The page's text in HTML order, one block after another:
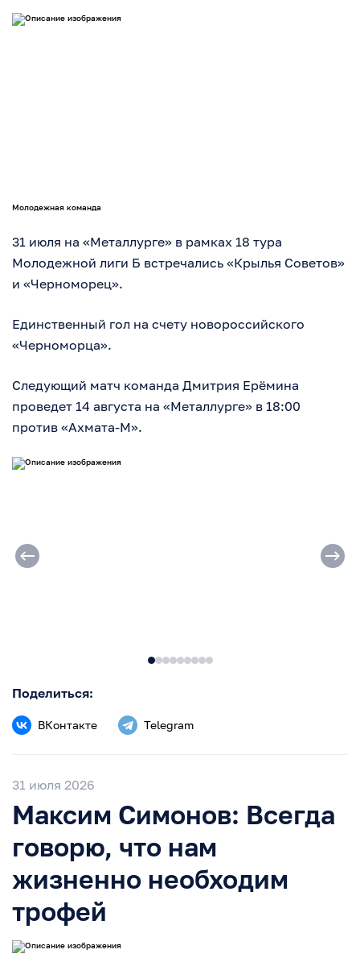
Молодежная команда
31 июля на «Металлурге» в рамках 18 тура
Молодежной лиги Б встречались «Крылья Советов»
и «Черноморец».
Единственный гол на счету новороссийского
«Черноморца».
Следующий матч команда Дмитрия Ерёмина
проведет 14 августа на «Металлурге» в 18:00
против «Ахмата-М».
Поделиться:
ВКонтакте Telegram
31 июля 2026
Максим Симонов: Всегда
говорю, что нам
жизненно необходим
трофей